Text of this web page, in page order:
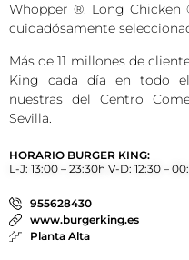
Whopper ®, Long
cuidadósamente
Más de 11 millones de
King cada día en todo
nuestras del Centro
Sevilla.
HORARIO BURGER KING:
L-J: 13:00 – 23:30h V-D: 12:30 –
955628430
www.burgerking.es
Planta Alta